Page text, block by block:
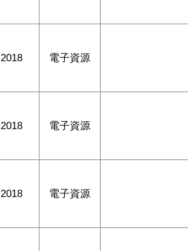
2018 電子資源
2018 電子資源
2018 電子資源